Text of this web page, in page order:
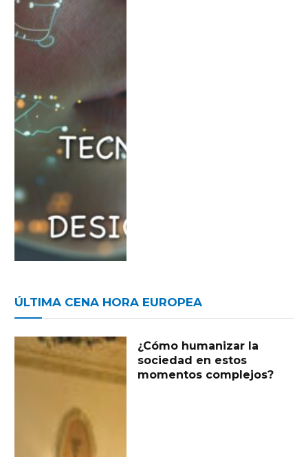
ÚLTIMA CENA HORA EUROPEA
¿Cómo humanizar la
sociedad en estos
momentos complejos?